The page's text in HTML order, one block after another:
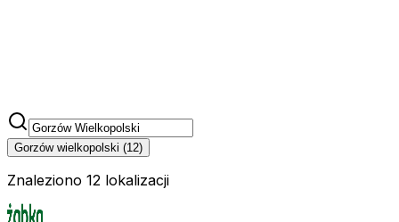
Gorzów wielkopolski (12)
Znaleziono 12 lokalizacji